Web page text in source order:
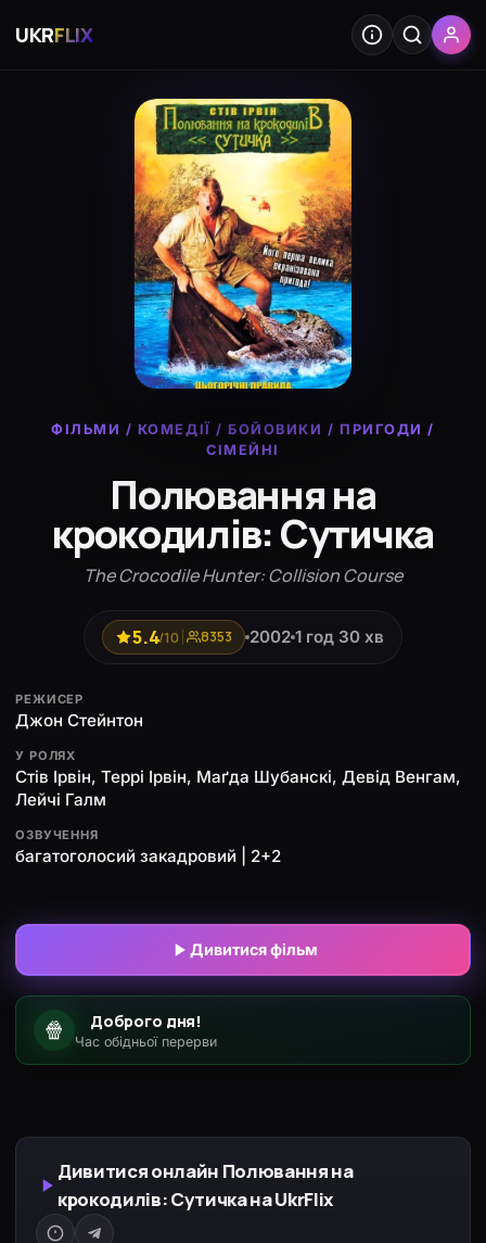
UKRFLIX
ФІЛЬМИ / КОМЕДІЇ /БОЙОВИКИ /ПРИГОДИ /
СІМЕЙНІ
Полювання на
крокодилів: Сутичка
The Crocodile Hunter: Collision Course
5.4/10 8353 2002 1 год 30 хв
РЕЖИСЕР
Джон Стейнтон
У РОЛЯХ
Стів Ірвін, Террі Ірвін, Маґда Шубанскі, Девід Венгам,
Лейчі Галм
ОЗВУЧЕННЯ
багатоголосий закадровий | 2+2
Дивитися фільм
🍿 Доброго дня!
Час обідньої перерви
Дивитися онлайн Полювання на
крокодилів: Сутичка на UkrFlix